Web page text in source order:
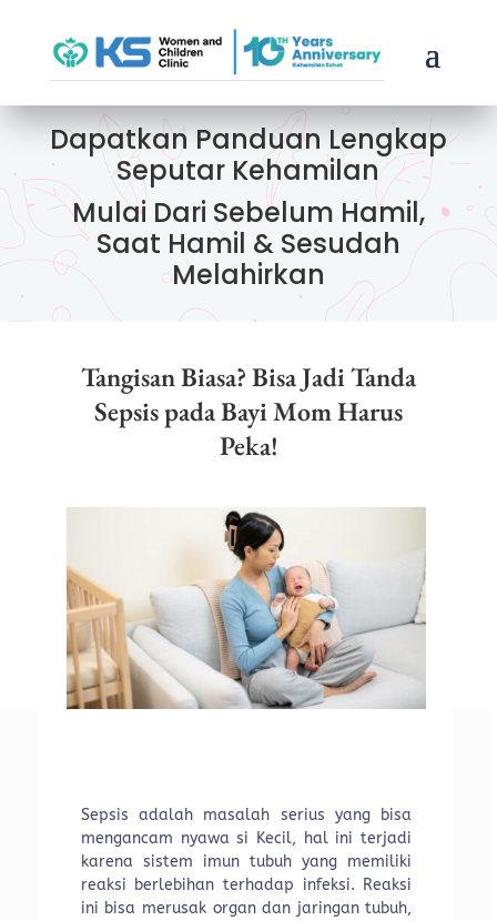
Dapatkan Panduan Lengkap
Seputar Kehamilan
Mulai Dari Sebelum Hamil,
Saat Hamil & Sesudah
Melahirkan
Tangisan Biasa? Bisa Jadi Tanda
Sepsis pada Bayi Mom Harus
Peka!
Sepsis adalah masalah serius yang bisa
mengancam nyawa si Kecil, hal ini terjadi
karena sistem imun tubuh yang memiliki
reaksi berlebihan terhadap infeksi. Reaksi
ini bisa merusak organ dan jaringan tubuh,